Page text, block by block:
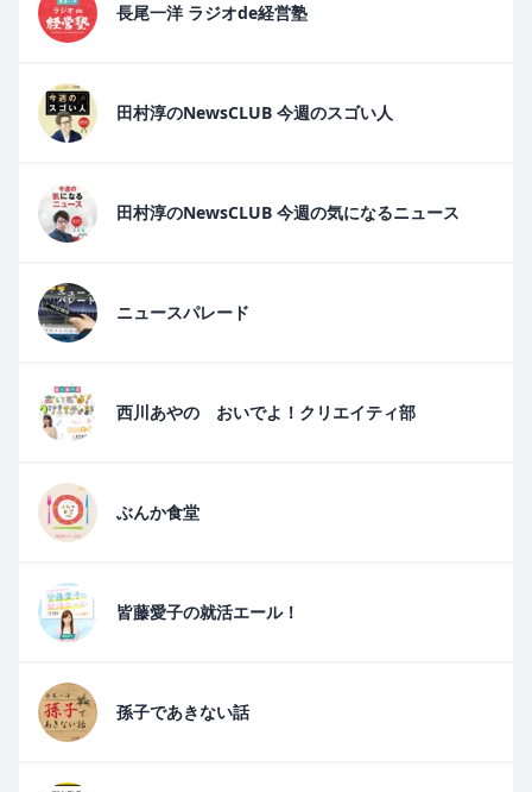
長尾一洋 ラジオde経営塾
田村淳のNewsCLUB 今週のスゴい人
田村淳のNewsCLUB 今週の気になるニュース
ニュースパレード
西川あやの おいでよ！クリエイティ部
ぶんか食堂
皆藤愛子の就活エール！
孫子であきない話